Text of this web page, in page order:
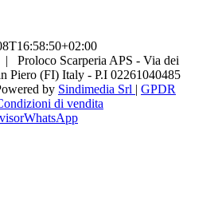
Proloco Scarperia APS - Via dei
Piero (FI) Italy - P.I 02261040485
by Sindimedia Srl | GPDR
di vendita
WhatsApp